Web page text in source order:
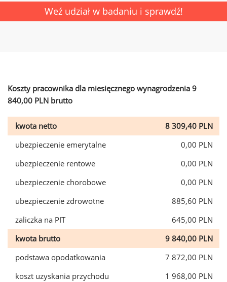
Weź udział w badaniu i sprawdź!
Koszty pracownika dla miesięcznego wynagrodzenia 9
840,00 PLN brutto
kwota netto
8 309,40 PLN
ubezpieczenie emerytalne
0,00 PLN
ubezpieczenie rentowe
0,00 PLN
ubezpieczenie chorobowe
0,00 PLN
ubezpieczenie zdrowotne
885,60 PLN
zaliczka na PIT
645,00 PLN
kwota brutto
9 840,00 PLN
podstawa opodatkowania
7 872,00 PLN
koszt uzyskania przychodu
1 968,00 PLN